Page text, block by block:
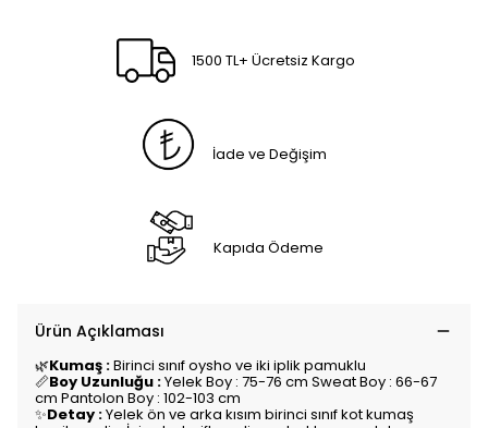
1500 TL+ Ücretsiz Kargo
İade ve Değişim
Kapıda Ödeme
Ürün Açıklaması
🌿Kumaş :Birinci sınıf oysho ve iki iplik pamuklu
📏Boy Uzunluğu :Yelek Boy : 75-76 cm Sweat Boy : 66-67
cm Pantolon Boy : 102-103 cm
✨Detay :Yelek ön ve arka kısım birinci sınıf kot kumaş